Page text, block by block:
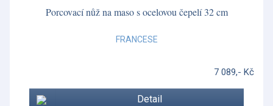
Porcovací nůž na maso s ocelovou čepelí 32 cm
FRANCESE
7 089,- Kč
Detail